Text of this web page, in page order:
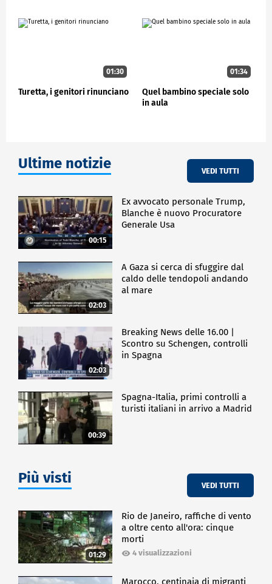
01:30
Turetta, i genitori rinunciano
01:34
Quel bambino speciale solo
in aula
Ultime notizie VEDI TUTTI
00:15
Ex avvocato personale Trump,
Blanche è nuovo Procuratore
Generale Usa
02:03
A Gaza si cerca di sfuggire dal
caldo delle tendopoli andando
al mare
02:03
Breaking News delle 16.00 |
Scontro su Schengen, controlli
in Spagna
00:39
Spagna-Italia, primi controlli a
turisti italiani in arrivo a Madrid
Più visti VEDI TUTTI
01:29
Rio de Janeiro, raffiche di vento
a oltre cento all'ora: cinque
morti
4 visualizzazioni
Marocco, centinaia di migranti